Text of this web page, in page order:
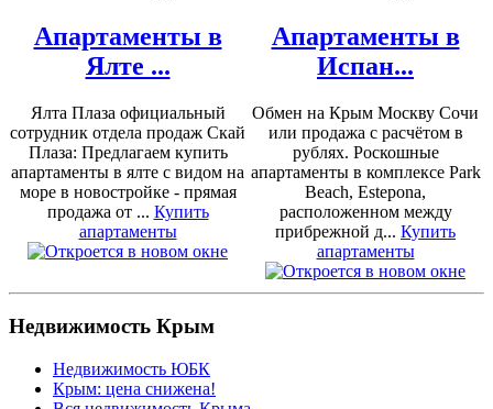
Апартаменты в
Ялте ...
Ялта Плаза официальный
сотрудник отдела продаж Скай
Плаза: Предлагаем купить
апартаменты в ялте с видом на
море в новостройке - прямая
продажа от ... Купить
апартаменты
Апартаменты в
Испан...
Обмен на Крым Москву Сочи
или продажа с расчётом в
рублях. Роскошные
апартаменты в комплексе Park
Beach, Estepona,
расположенном между
прибрежной д... Купить
апартаменты
Недвижимость Крым
Недвижимость ЮБК
Крым: цена снижена!